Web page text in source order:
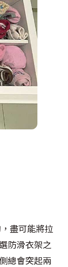
盡可能將拉
防滑衣架之
總會突起兩